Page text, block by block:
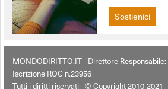
Sostienici
MONDODIRITTO.IT - Direttore Responsabile:
Iscrizione ROC n.23956
Tutti i diritti riservati - © Copyright 2010-2021